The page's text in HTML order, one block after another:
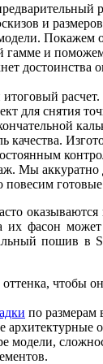
и
Покажем
гамме и
достоинства
для снятия
качества.
Мы аккуратно
повесим
оказываются
их фасон
пошив в
чтобы
по размерам
модели,